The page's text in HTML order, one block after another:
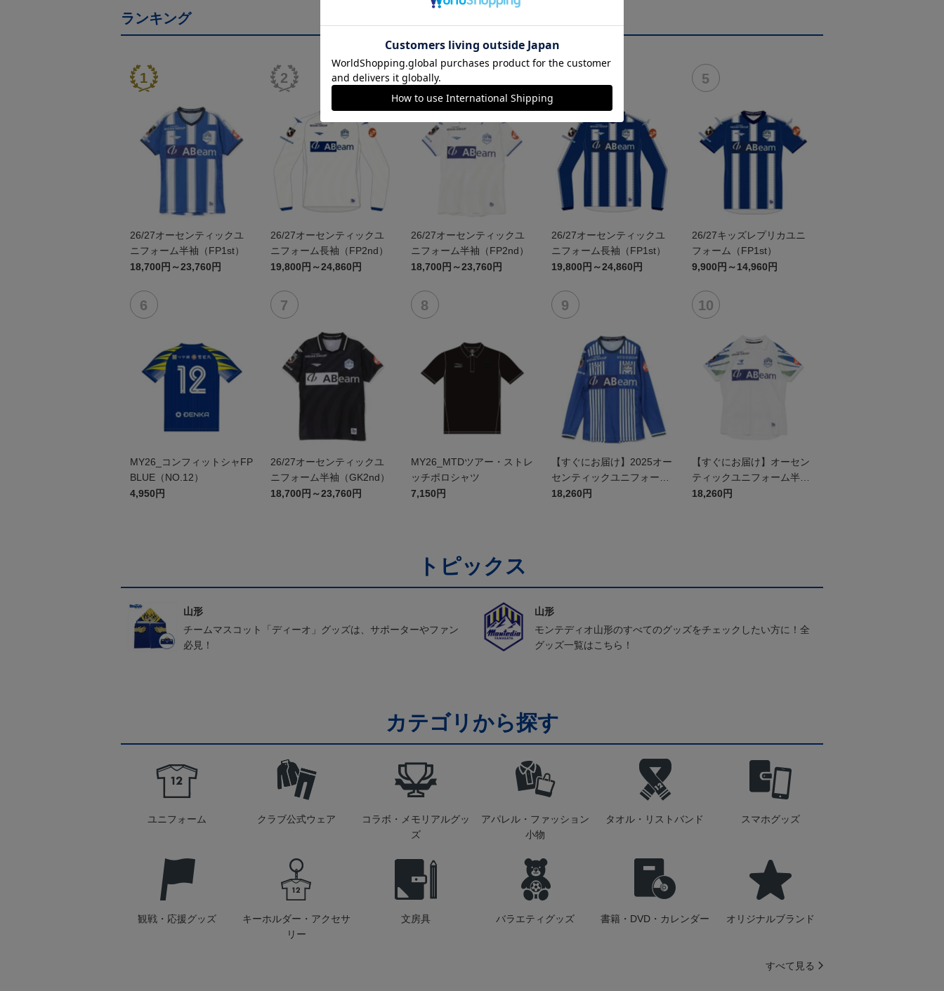
ランキング
26/27オーセンティックユ
ニフォーム半袖（FP1st）
18,700円～23,760円
26/27オーセンティックユ
ニフォーム長袖（FP2nd）
19,800円～24,860円
26/27オーセンティックユ
ニフォーム半袖（FP2nd）
18,700円～23,760円
26/27オーセンティックユ
ニフォーム長袖（FP1st）
19,800円～24,860円
26/27キッズレプリカユニ
フォーム（FP1st）
9,900円～14,960円
MY26_コンフィットシャFP
BLUE（NO.12）
4,950円
26/27オーセンティックユ
ニフォーム半袖（GK2nd）
18,700円～23,760円
MY26_MTDツアー・ストレ
ッチポロシャツ
7,150円
【すぐにお届け】2025オー
センティックユニフォーム
FP1st（長袖）
18,260円
【すぐにお届け】オーセン
ティックユニフォーム半袖
（2026百年構想リーグ）F
18,260円
トピックス
山形
チームマスコット「ディーオ」グッズは、サポーターやファン
必見！
山形
モンテディオ山形のすべてのグッズをチェックしたい方に！全
グッズ一覧はこちら！
カテゴリから探す
ユニフォーム クラブ公式ウェア
コラボ・メモリアルグッ
ズ
アパレル・ファッション
小物
タオル・リストバンド スマホグッズ
観戦・応援グッズ
キーホルダー・アクセサ
リー
文房具 バラエティグッズ 書籍・DVD・カレンダー オリジナルブランド
すべて見る